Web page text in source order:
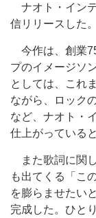
ナオト・イン
信リリースした。
今作は、創業
プのイメージソ
としては、これ
ながら、ロック
など、ナオト・
仕上がっている
また歌詞に関
も出てくる「こ
を膨らませたい
完成した。ひと